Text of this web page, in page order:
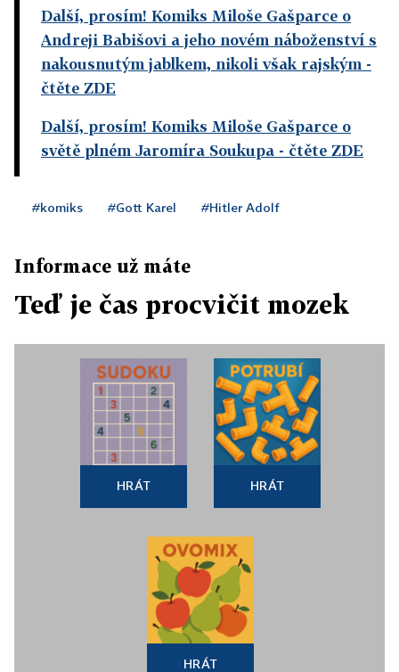
Další, prosím! Komiks Miloše Gašparce o
Andreji Babišovi a jeho novém náboženství s
nakousnutým jablkem, nikoli však rajským -
čtěte ZDE
Další, prosím! Komiks Miloše Gašparce o
světě plném Jaromíra Soukupa - čtěte ZDE
#komiks #Gott Karel #Hitler Adolf
Informace už máte
Teď je čas procvičit mozek
HRÁT HRÁT
HRÁT